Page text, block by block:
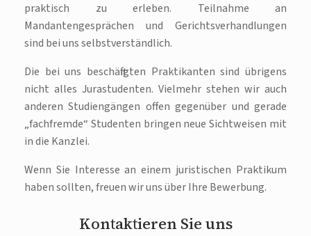
praktisch zu erleben. Teilnahme an
Mandantengesprächen und Gerichtsverhandlungen
sind bei uns selbstverständlich.
Die bei uns beschäftigten Praktikanten sind übrigens
nicht alles Jurastudenten. Vielmehr stehen wir auch
anderen Studiengängen offen gegenüber und gerade
„fachfremde“ Studenten bringen neue Sichtweisen mit
in die Kanzlei.
Wenn Sie Interesse an einem juristischen Praktikum
haben sollten, freuen wir uns über Ihre Bewerbung.
Kontaktieren Sie uns